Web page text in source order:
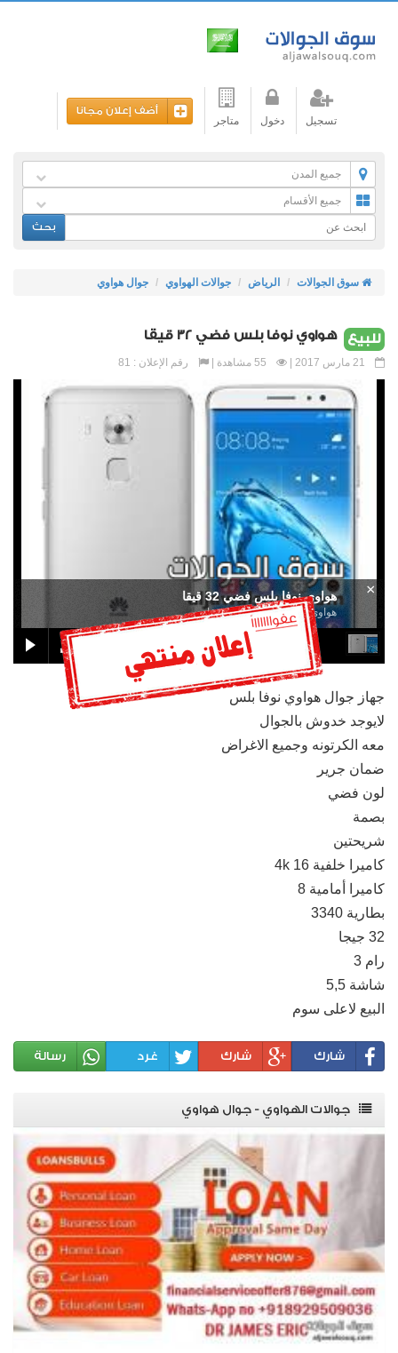
تسجيل دخول متاجر
أضف إعلان مجانا
جميع المدن
جميع الأقسام
بحث
سوق الجوالات الرياض جوالات الهواوي جوال هواوي
للبيع هواوي نوفا بلس فضي 32 قيقا
رقم الإعلان : 81
هواوي نوفا بلس فضي 32 قيقا
هواوي نوفا بلس فضي 32 قيقا
×
جهاز جوال هواوي نوفا بلس
لايوجد خدوش بالجوال
معه الكرتونه وجميع الاغراض
ضمان جرير
لون فضي
بصمة
شريحتين
كاميرا خلفية 16 4k
كاميرا أمامية 8
بطارية 3340
32 جيجا
رام 3
شاشة 5,5
البيع لاعلى سوم
شارك شارك غرد رسالة
جوالات الهواوي - جوال هواوي